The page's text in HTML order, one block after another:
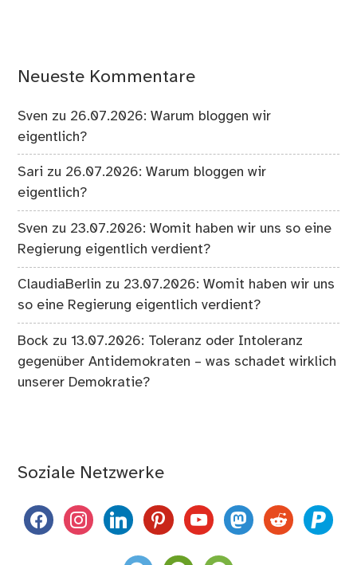
Neueste Kommentare
Sven zu 26.07.2026: Warum bloggen wir
eigentlich?
Sari zu 26.07.2026: Warum bloggen wir
eigentlich?
Sven zu 23.07.2026: Womit haben wir uns so eine
Regierung eigentlich verdient?
ClaudiaBerlin zu 23.07.2026: Womit haben wir uns
so eine Regierung eigentlich verdient?
Bock zu13.07.2026: Toleranz oder Intoleranz
gegenüber Antidemokraten – was schadet wirklich
unserer Demokratie?
Soziale Netzwerke
facebookinstagramlinkedinpinterestyoutubemastodon
reddit paypal